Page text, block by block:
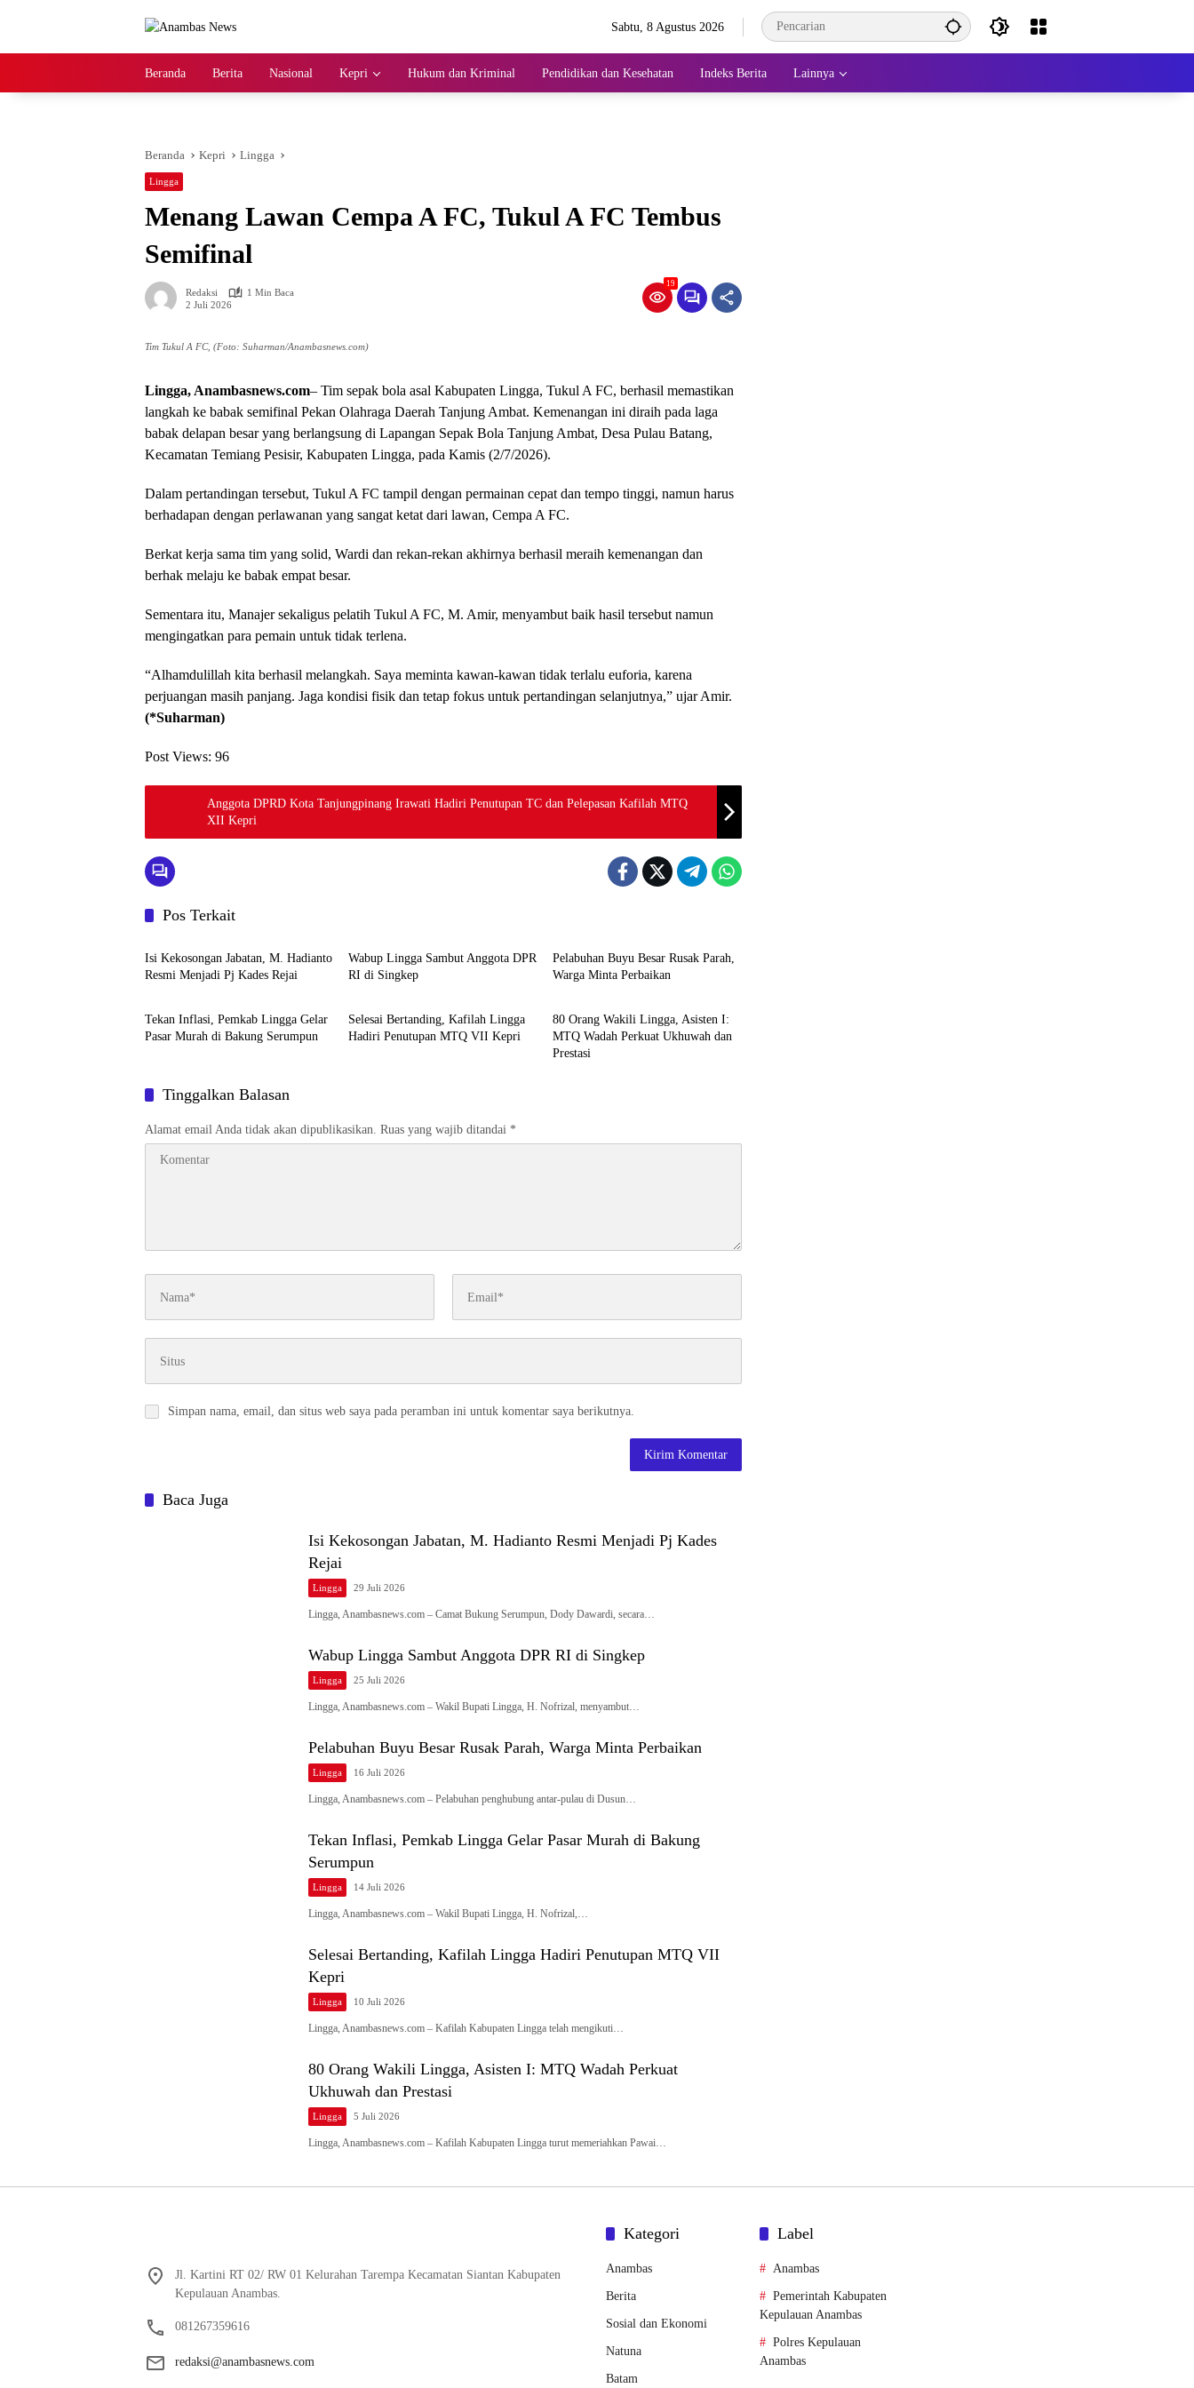
Sabtu, 8 Agustus 2026
Beranda Berita Nasional Kepri Hukum dan Kriminal Pendidikan dan Kesehatan Indeks Berita Lainnya
Beranda Kepri Lingga
Lingga
Menang Lawan Cempa A FC, Tukul A FC Tembus
Semifinal
Redaksi
1 Min Baca
2 Juli 2026
19
Tim Tukul A FC, (Foto: Suharman/Anambasnews.com)
Lingga, Anambasnews.com– Tim sepak bola asal Kabupaten Lingga, Tukul A FC, berhasil memastikan
langkah ke babak semifinal Pekan Olahraga Daerah Tanjung Ambat. Kemenangan ini diraih pada laga
babak delapan besar yang berlangsung di Lapangan Sepak Bola Tanjung Ambat, Desa Pulau Batang,
Kecamatan Temiang Pesisir, Kabupaten Lingga, pada Kamis (2/7/2026).
Dalam pertandingan tersebut, Tukul A FC tampil dengan permainan cepat dan tempo tinggi, namun harus
berhadapan dengan perlawanan yang sangat ketat dari lawan, Cempa A FC.
Berkat kerja sama tim yang solid, Wardi dan rekan-rekan akhirnya berhasil meraih kemenangan dan
berhak melaju ke babak empat besar.
Sementara itu, Manajer sekaligus pelatih Tukul A FC, M. Amir, menyambut baik hasil tersebut namun
mengingatkan para pemain untuk tidak terlena.
“Alhamdulillah kita berhasil melangkah. Saya meminta kawan-kawan tidak terlalu euforia, karena
perjuangan masih panjang. Jaga kondisi fisik dan tetap fokus untuk pertandingan selanjutnya,” ujar Amir.
(*Suharman)
Post Views: 96
Anggota DPRD Kota Tanjungpinang Irawati Hadiri Penutupan TC dan Pelepasan Kafilah MTQ
XII Kepri
Pos Terkait
Lingga
Isi Kekosongan Jabatan, M. Hadianto
Resmi Menjadi Pj Kades Rejai
Wabup Lingga Sambut Anggota DPR
RI di Singkep
Pelabuhan Buyu Besar Rusak Parah,
Warga Minta Perbaikan
Tekan Inflasi, Pemkab Lingga Gelar
Pasar Murah di Bakung Serumpun
Selesai Bertanding, Kafilah Lingga
Hadiri Penutupan MTQ VII Kepri
Lingga
80 Orang Wakili Lingga, Asisten I:
MTQ Wadah Perkuat Ukhuwah dan
Prestasi
Tinggalkan Balasan
Alamat email Anda tidak akan dipublikasikan. Ruas yang wajib ditandai *
Simpan nama, email, dan situs web saya pada peramban ini untuk komentar saya berikutnya.
Baca Juga
Isi Kekosongan Jabatan, M. Hadianto Resmi Menjadi Pj Kades
Rejai
Lingga 29 Juli 2026
Lingga, Anambasnews.com – Camat Bukung Serumpun, Dody Dawardi, secara…
Wabup Lingga Sambut Anggota DPR RI di Singkep
Lingga 25 Juli 2026
Lingga, Anambasnews.com – Wakil Bupati Lingga, H. Nofrizal, menyambut…
Pelabuhan Buyu Besar Rusak Parah, Warga Minta Perbaikan
Lingga 16 Juli 2026
Lingga, Anambasnews.com – Pelabuhan penghubung antar-pulau di Dusun…
Tekan Inflasi, Pemkab Lingga Gelar Pasar Murah di Bakung
Serumpun
Lingga 14 Juli 2026
Lingga, Anambasnews.com – Wakil Bupati Lingga, H. Nofrizal,…
Selesai Bertanding, Kafilah Lingga Hadiri Penutupan MTQ VII
Kepri
Lingga 10 Juli 2026
Lingga, Anambasnews.com – Kafilah Kabupaten Lingga telah mengikuti…
80 Orang Wakili Lingga, Asisten I: MTQ Wadah Perkuat
Ukhuwah dan Prestasi
Lingga 5 Juli 2026
Lingga, Anambasnews.com – Kafilah Kabupaten Lingga turut memeriahkan Pawai…
Jl. Kartini RT 02/ RW 01 Kelurahan Tarempa Kecamatan Siantan Kabupaten
Kepulauan Anambas.
081267359616
redaksi@anambasnews.com
Kategori
Anambas
Berita
Sosial dan Ekonomi
Natuna
Batam
Label
Anambas
Pemerintah Kabupaten
Kepulauan Anambas
Polres Kepulauan
Anambas